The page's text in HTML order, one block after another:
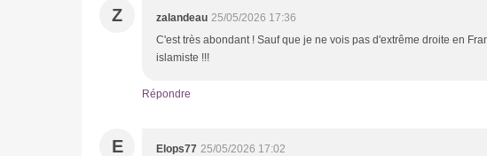
Z zalandeau 25/05/2026 17:36
C'est très abondant ! Sauf que je ne vois pas d'extrême droite en
islamiste !!!
Répondre
E Elops77 25/05/2026 17:02